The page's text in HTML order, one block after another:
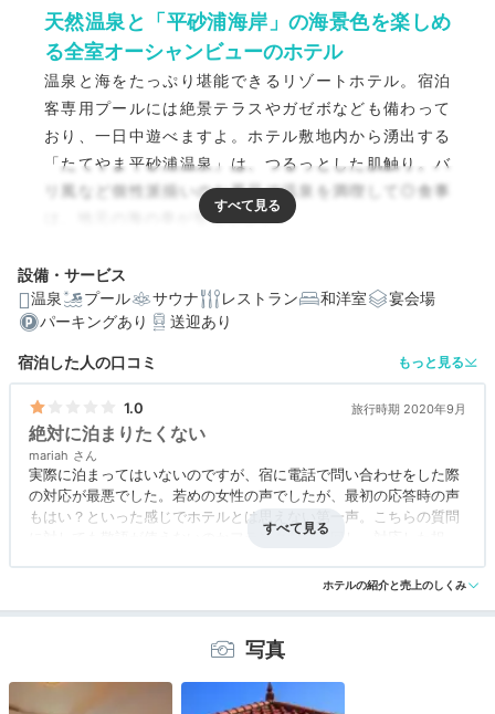
天然温泉と「平砂浦海岸」の海景色を楽しめ
る全室オーシャンビューのホテル
温泉と海をたっぷり堪能できるリゾートホテル。宿泊
客専用プールには絶景テラスやガゼボなども備わって
おり、一日中遊べますよ。ホテル敷地内から湧出する
「たてやま平砂浦温泉」は、つるっとした肌触り。バ
リ風など個性派揃いのお風呂で温泉を満喫して◎食事
は、地元の海の幸が登場します！
編集部おすすめの３つのポイント
開放感抜群！美しいインフィニティプールや絶景テラス
異国情緒あふれる大浴場や洞窟風呂で天然温泉をたっぷ
り満喫
洋室、和室とも「平砂浦海岸」を望めるオーシャンビュ
ー
設備・サービス
温泉
プール サウナ レストラン 和洋室
宴会場
パーキングあり
送迎あり
宿泊した人の口コミ もっと見る
1.0 旅行時期 2020年9月
絶対に泊まりたくない
mariah
実際に泊まってはいないのですが、宿に電話で問い合わせをした際
の対応が最悪でした。若めの女性の声でしたが、最初の応答時の声
もはい？といった感じでホテルとは思えない第一声。こちらの質問
に対しても敬語が使えないのかフランクな言い回し。対応した担当
いけないんですか？と半ギレ状態（笑）タダでも泊まりたくないホ
ホテルの紹介と売上のしくみ
写真